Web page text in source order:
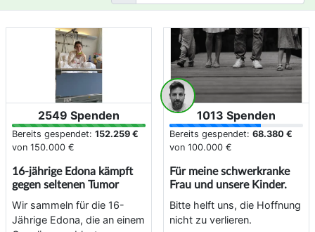
2549 Spenden
Bereits gespendet: 152.259 €
von 150.000 €
16-jährige Edona kämpft
gegen seltenen Tumor
Wir sammeln für die 16-
Jährige Edona, die an einem
1013 Spenden
Bereits gespendet: 68.380 €
von 100.000 €
Für meine schwerkranke
Frau und unsere Kinder.
Bitte helft uns, die Hoffnung
nicht zu verlieren.